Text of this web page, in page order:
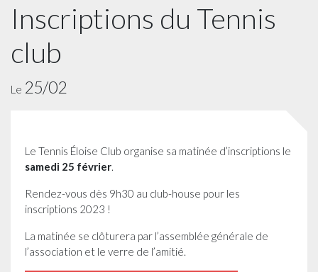
Inscriptions du Tennis
club
Le 25/02
Le Tennis Éloise Club organise sa matinée d’inscriptions le
samedi 25 février.
Rendez-vous dès 9h30 au club-house pour les
inscriptions 2023 !
La matinée se clôturera par l’assemblée générale de
l’association et le verre de l’amitié.